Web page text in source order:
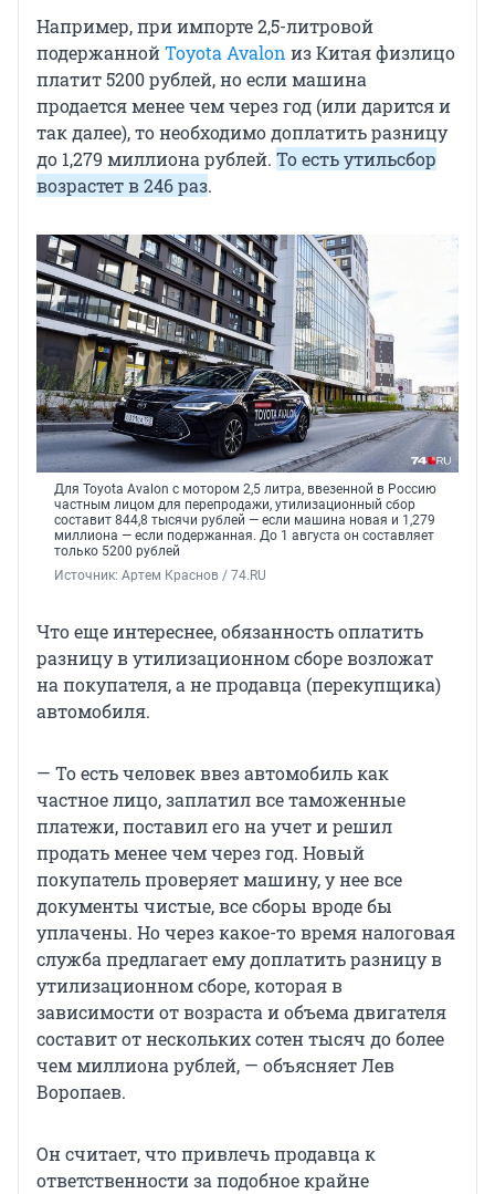
Например, при импорте 2,5-литровой
подержаннойToyota Avalon из Китая физлицо
платит 5200 рублей, но если машина
продается менее чем через год (или дарится и
так далее), то необходимо доплатить разницу
до 1,279 миллиона рублей. То есть утильсбор
возрастет в 246 раз.
Для Toyota Avalon с мотором 2,5 литра, ввезенной в Россию
частным лицом для перепродажи, утилизационный сбор
составит 844,8 тысячи рублей — если машина новая и 1,279
миллиона — если подержанная. До 1 августа он составляет
только 5200 рублей
Источник: Артем Краснов / 74.RU
Что еще интереснее, обязанность оплатить
разницу в утилизационном сборе возложат
на покупателя, а не продавца (перекупщика)
автомобиля.
— То есть человек ввез автомобиль как
частное лицо, заплатил все таможенные
платежи, поставил его на учет и решил
продать менее чем через год. Новый
покупатель проверяет машину, у нее все
документы чистые, все сборы вроде бы
уплачены. Но через какое-то время налоговая
служба предлагает ему доплатить разницу в
утилизационном сборе, которая в
зависимости от возраста и объема двигателя
составит от нескольких сотен тысяч до более
чем миллиона рублей, — объясняет Лев
Воропаев.
Он считает, что привлечь продавца к
ответственности за подобное крайне